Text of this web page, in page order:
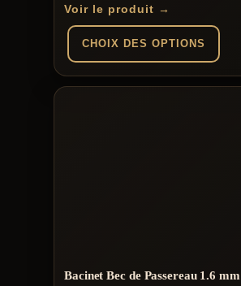
à
Voir le produit →
CHOIX DES OPTIONS
produit
duBacinet Bec de Passereau 1.6 mm